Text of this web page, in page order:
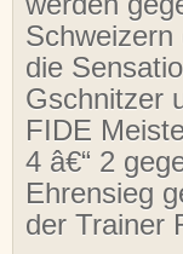
die
Gschnitzer
FIDE
4 â€“ 2
Ehrensieg
der Trainer